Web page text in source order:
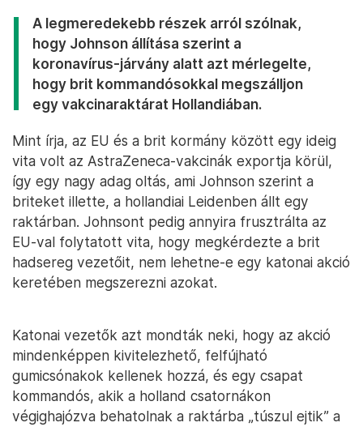
A legmeredekebb részek arról szólnak,
hogy Johnson állítása szerint a
koronavírus-járvány alatt azt mérlegelte,
hogy brit kommandósokkal megszálljon
egy vakcinaraktárat Hollandiában.
Mint írja, az EU és a brit kormány között egy ideig
vita volt az AstraZeneca-vakcinák exportja körül,
így egy nagy adag oltás, ami Johnson szerint a
briteket illette, a hollandiai Leidenben állt egy
raktárban. Johnsont pedig annyira frusztrálta az
EU-val folytatott vita, hogy megkérdezte a brit
hadsereg vezetőit, nem lehetne-e egy katonai akció
keretében megszerezni azokat.
Katonai vezetők azt mondták neki, hogy az akció
mindenképpen kivitelezhető, felfújható
gumicsónakok kellenek hozzá, és egy csapat
kommandós, akik a holland csatornákon
végighajózva behatolnak a raktárba „túszul ejtik” a